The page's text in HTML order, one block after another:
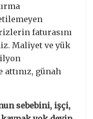
faturasını
Maliyet ve yük
günah
sebebini, işçi,